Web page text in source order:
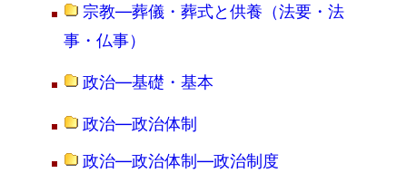
宗教―葬儀・葬式と供養（法要・法
事・仏事）
政治―基礎・基本
政治―政治体制
政治―政治体制―政治制度